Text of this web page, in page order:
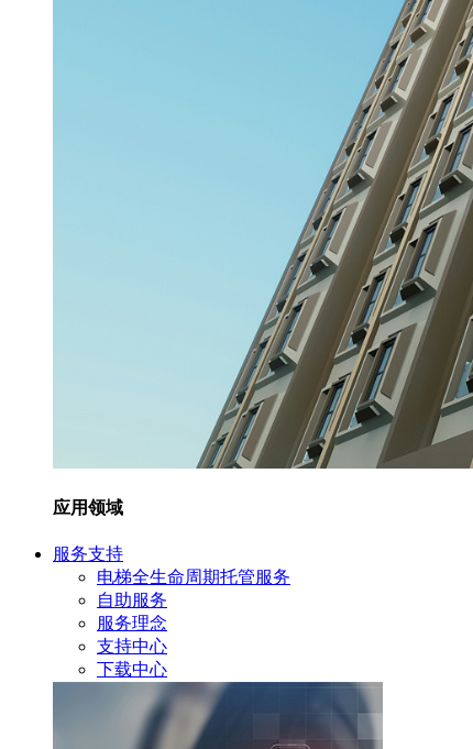
应用领域
服务支持
电梯全生命周期托管服务
自助服务
服务理念
支持中心
下载中心